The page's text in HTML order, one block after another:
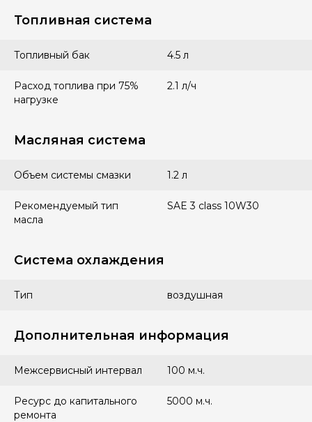
Топливная система
Топливный бак 4.5 л
Расход топлива при 75%
нагрузке
2.1 л/ч
Масляная система
Объем системы смазки 1.2 л
Рекомендуемый тип
масла
SAE 3 class 10W30
Система охлаждения
Тип воздушная
Дополнительная информация
Межсервисный интервал 100 м.ч.
Ресурс до капитального
ремонта
5000 м.ч.